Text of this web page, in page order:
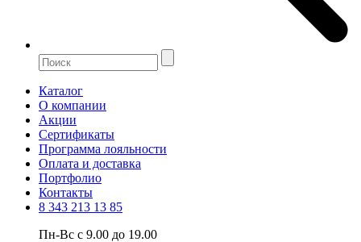
Каталог
О компании
Акции
Сертификаты
Программа лояльности
Оплата и доставка
Портфолио
Контакты
8 343 213 13 85
Пн-Вс с 9.00 до 19.00